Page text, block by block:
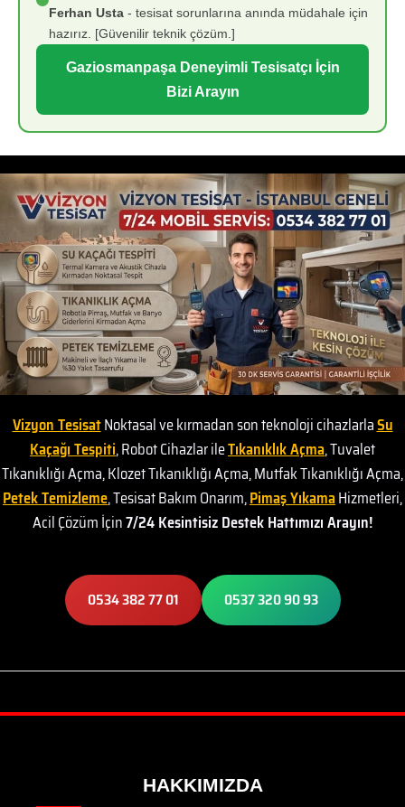
Ferhan Usta - tesisat sorunlarına anında müdahale için
hazırız. [Güvenilir teknik çözüm.]
Gaziosmanpaşa Deneyimli Tesisatçı İçin
Bizi Arayın
Vizyon TesisatNoktasal ve kırmadan son teknoloji cihazlarlaSu
Kaçağı Tespiti, Robot Cihazlar ileTıkanıklık Açma, Tuvalet
Tıkanıklığı Açma, Klozet Tıkanıklığı Açma, Mutfak Tıkanıklığı Açma,
Petek Temizleme, Tesisat Bakım Onarım,Pimaş YıkamaHizmetleri,
Acil Çözüm İçin7/24 Kesintisiz Destek Hattımızı Arayın!
0534 382 77 01 0537 320 90 93
HAKKIMIZDA